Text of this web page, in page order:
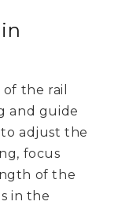
the rail
and guide
adjust the
focus
of the
in the